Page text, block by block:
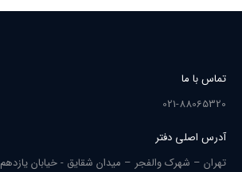
تماس با ما
021-88065320
آدرس اصلی دفتر
تهران – شهرک والفجر – میدان شقایق - خیابان یازدهم